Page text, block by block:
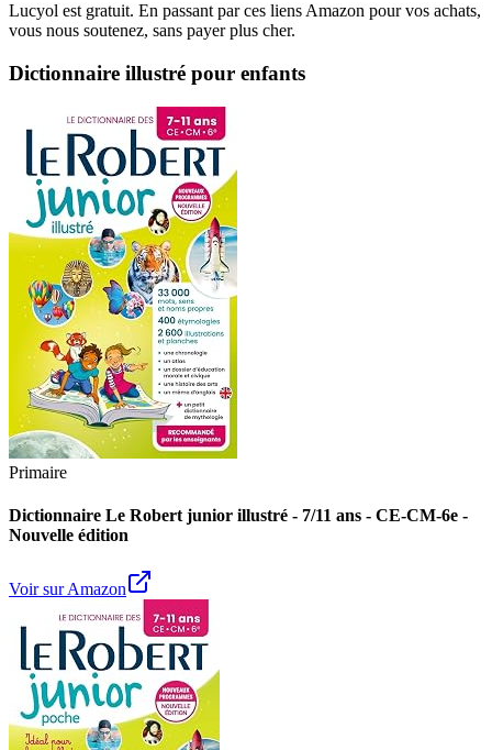
Lucyol est gratuit. En passant par ces liens Amazon pour vos achats,
vous nous soutenez, sans payer plus cher.
Dictionnaire illustré pour enfants
Primaire
Dictionnaire Le Robert junior illustré - 7/11 ans - CE-CM-6e -
Nouvelle édition
Voir sur Amazon